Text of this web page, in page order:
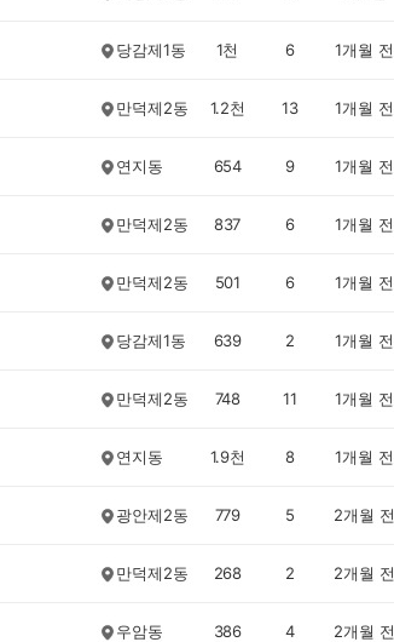
당감제1동 1천 6 1개월 전
만덕제2동 1.2천 13 1개월 전
연지동 654 9 1개월 전
만덕제2동 837 6 1개월 전
만덕제2동 501 6 1개월 전
당감제1동 639 2 1개월 전
만덕제2동 748 11 1개월 전
연지동 1.9천 8 1개월 전
광안제2동 779 5 2개월 전
만덕제2동 268 2 2개월 전
우암동 386 4 2개월 전